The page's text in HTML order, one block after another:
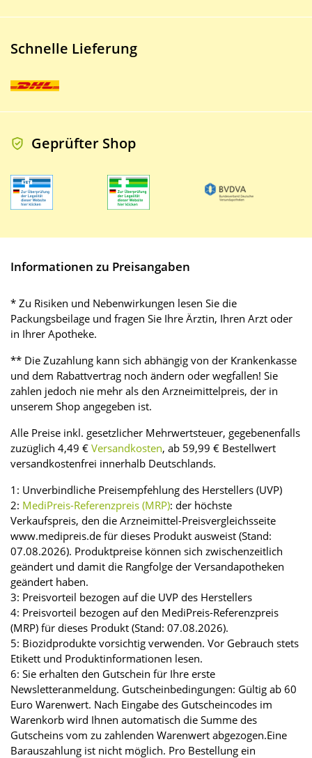
Schnelle Lieferung
Geprüfter Shop
Informationen zu Preisangaben
* Zu Risiken und Nebenwirkungen lesen Sie die
Packungsbeilage und fragen Sie Ihre Ärztin, Ihren Arzt oder
in Ihrer Apotheke.
** Die Zuzahlung kann sich abhängig von der Krankenkasse
und dem Rabattvertrag noch ändern oder wegfallen! Sie
zahlen jedoch nie mehr als den Arzneimittelpreis, der in
unserem Shop angegeben ist.
Alle Preise inkl. gesetzlicher Mehrwertsteuer, gegebenenfalls
zuzüglich 4,49 € Versandkosten, ab 59,99 € Bestellwert
versandkostenfrei innerhalb Deutschlands.
1: Unverbindliche Preisempfehlung des Herstellers (UVP)
2: MediPreis-Referenzpreis (MRP): der höchste
Verkaufspreis, den die Arzneimittel-Preisvergleichsseite
www.medipreis.de für dieses Produkt ausweist (Stand:
07.08.2026). Produktpreise können sich zwischenzeitlich
geändert und damit die Rangfolge der Versandapotheken
geändert haben.
3: Preisvorteil bezogen auf die UVP des Herstellers
4: Preisvorteil bezogen auf den MediPreis-Referenzpreis
(MRP) für dieses Produkt (Stand: 07.08.2026).
5: Biozidprodukte vorsichtig verwenden. Vor Gebrauch stets
Etikett und Produktinformationen lesen.
6: Sie erhalten den Gutschein für Ihre erste
Newsletteranmeldung. Gutscheinbedingungen: Gültig ab 60
Euro Warenwert. Nach Eingabe des Gutscheincodes im
Warenkorb wird Ihnen automatisch die Summe des
Gutscheins vom zu zahlenden Warenwert abgezogen.Eine
Barauszahlung ist nicht möglich. Pro Bestellung ein